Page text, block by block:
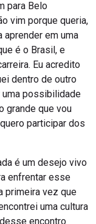
para Belo
vim porque queria,
aprender em uma
é o Brasil, e
Eu acredito
dentro de outro
uma possibilidade
grande que vou
participar dos
é um desejo vivo
enfrentar esse
primeira vez que
uma cultura
encontro